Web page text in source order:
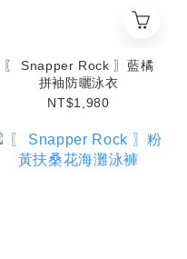
〖 Snapper Rock 〗藍橘
拼袖防曬泳衣
NT$1,980